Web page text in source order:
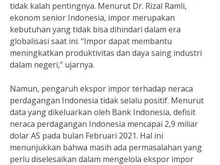
tidak kalah pentingnya. Menurut Dr. Rizal Ramli,
ekonom senior Indonesia, impor merupakan
kebutuhan yang tidak bisa dihindari dalam era
globalisasi saat ini. “Impor dapat membantu
meningkatkan produktivitas dan daya saing industri
dalam negeri,” ujarnya.
Namun, pengaruh ekspor impor terhadap neraca
perdagangan Indonesia tidak selalu positif. Menurut
data yang dikeluarkan oleh Bank Indonesia, defisit
neraca perdagangan Indonesia mencapai 2,9 miliar
dolar AS pada bulan Februari 2021. Hal ini
menunjukkan bahwa masih ada permasalahan yang
perlu diselesaikan dalam mengelola ekspor impor